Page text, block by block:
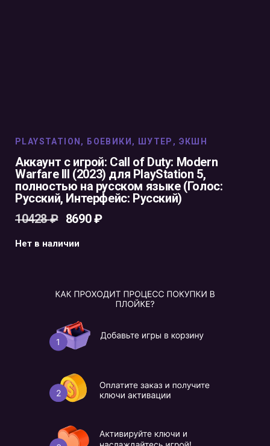
PLAYSTATION , БОЕВИКИ , ШУТЕР , ЭКШН
Аккаунт с игрой: Call of Duty: Modern
Warfare lll (2023) для PlayStation 5,
полностью на русском языке (Голос:
Русский, Интерфейс: Русский)
10428₽ 8690₽
Нет в наличии